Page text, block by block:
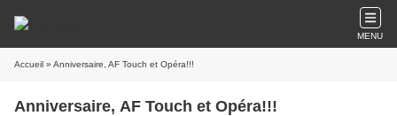
MENU
Accueil » Anniversaire, AF Touch et Opéra!!!
Anniversaire, AF Touch et Opéra!!!